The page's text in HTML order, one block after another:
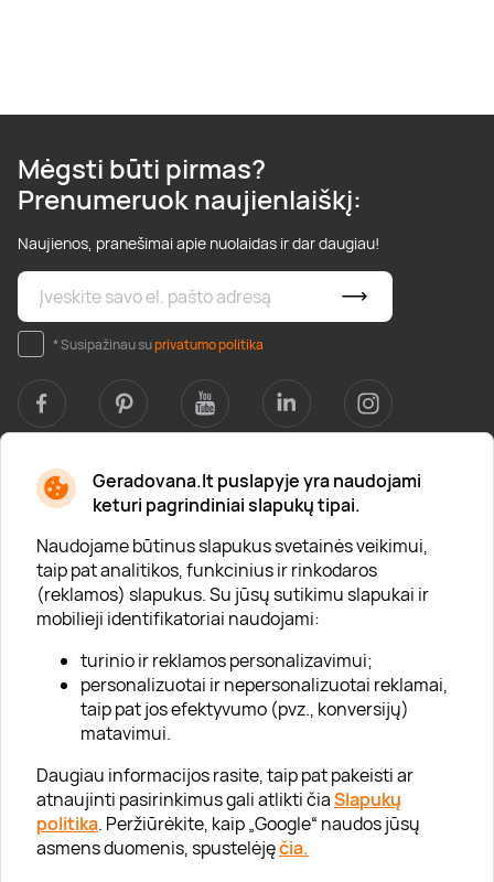
Geradovana.lt puslapyje yra naudojami
keturi pagrindiniai slapukų tipai.
Naudojame būtinus slapukus svetainės veikimui,
taip pat analitikos, funkcinius ir rinkodaros
(reklamos) slapukus. Su jūsų sutikimu slapukai ir
mobilieji identifikatoriai naudojami:
turinio ir reklamos personalizavimui;
personalizuotai ir nepersonalizuotai reklamai,
taip pat jos efektyvumo (pvz., konversijų)
matavimui.
Daugiau informacijos rasite, taip pat pakeisti ar
atnaujinti pasirinkimus gali atlikti čiaSlapukų
politika. Peržiūrėkite, kaip „Google“ naudos jūsų
asmens duomenis, spustelėjęčia.
Mėgsti būti pirmas?
Prenumeruok naujienlaiškį:
Naujienos, pranešimai apie nuolaidas ir dar daugiau!
* Susipažinau suprivatumo politika
Apie mus
Apie „Gera Dovana“
Lojalumo klubas
Karjera
Visi partneriai
Kontaktai
Tinklaraštis
Informacija